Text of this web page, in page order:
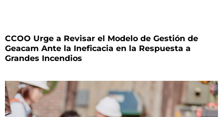
CCOO Urge a Revisar el Modelo de Gestión de
Geacam Ante la Ineficacia en la Respuesta a
Grandes Incendios